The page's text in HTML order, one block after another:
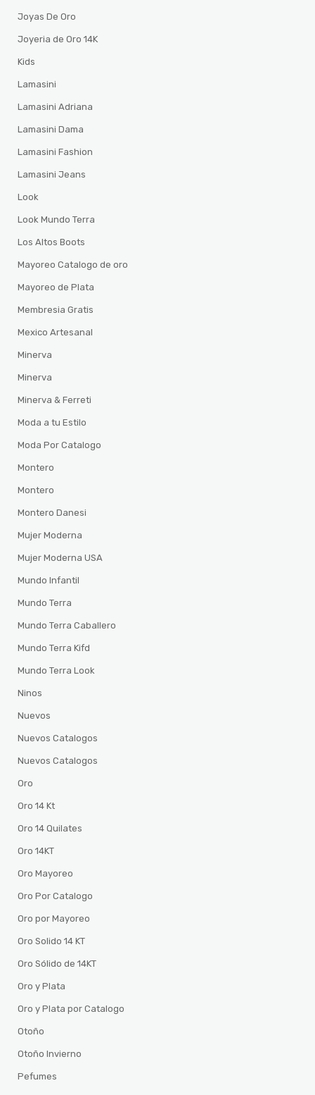
Joyas De Oro
Joyeria de Oro 14K
Kids
Lamasini
Lamasini Adriana
Lamasini Dama
Lamasini Fashion
Lamasini Jeans
Look
Look Mundo Terra
Los Altos Boots
Mayoreo Catalogo de oro
Mayoreo de Plata
Membresia Gratis
Mexico Artesanal
Minerva
Minerva
Minerva & Ferreti
Moda a tu Estilo
Moda Por Catalogo
Montero
Montero
Montero Danesi
Mujer Moderna
Mujer Moderna USA
Mundo Infantil
Mundo Terra
Mundo Terra Caballero
Mundo Terra Kifd
Mundo Terra Look
Ninos
Nuevos
Nuevos Catalogos
Nuevos Catalogos
Oro
Oro 14 Kt
Oro 14 Quilates
Oro 14KT
Oro Mayoreo
Oro Por Catalogo
Oro por Mayoreo
Oro Solido 14 KT
Oro Sólido de 14KT
Oro y Plata
Oro y Plata por Catalogo
Otoño
Otoño Invierno
Pefumes